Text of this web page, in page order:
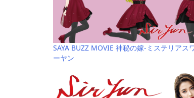
SAYA BUZZ MOVIE 神秘の嫁-ミステリアス
ーヤン